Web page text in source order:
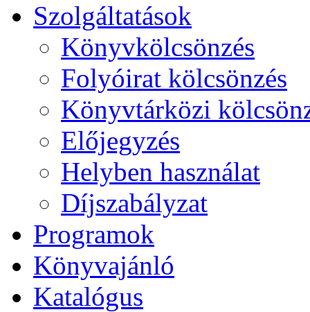
Szolgáltatások
Könyvkölcsönzés
Folyóirat kölcsönzés
Könyvtárközi
Előjegyzés
Helyben használat
Díjszabályzat
Programok
Könyvajánló
Katalógus